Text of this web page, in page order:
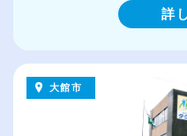
詳
大館市